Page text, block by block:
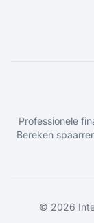
Professionele
Bereken
© 2026